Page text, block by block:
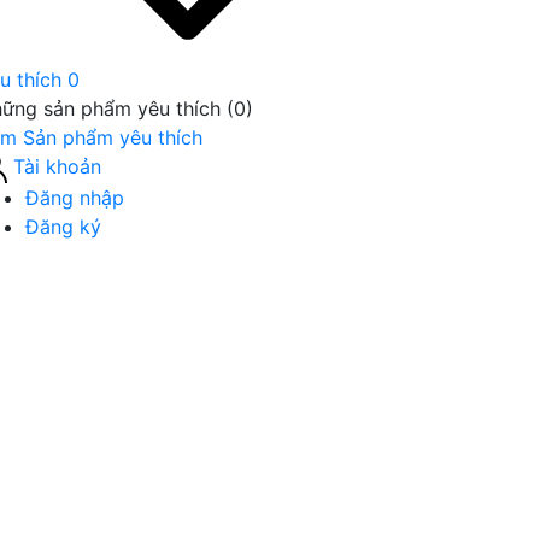
thích 0
sản phẩm yêu thích (0)
Sản phẩm yêu thích
Tài khoản
Đăng nhập
Đăng ký